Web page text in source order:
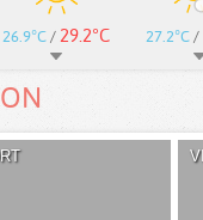
26.9°C / 29.2°C 27.2°C /